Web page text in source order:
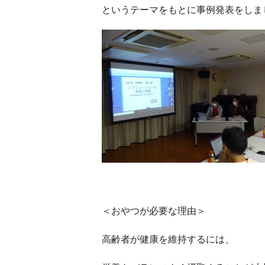
というテーマをもとに事例発表をしま
＜おやつが必要な理由＞
高齢者が健康を維持するには、